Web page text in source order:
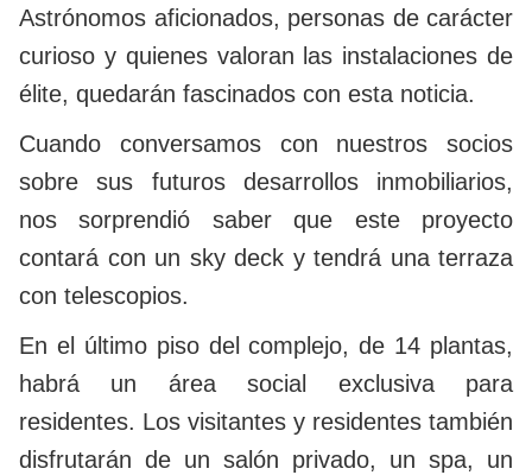
Astrónomos aficionados, personas de carácter
curioso y quienes valoran las instalaciones de
élite, quedarán fascinados con esta noticia.
Cuando conversamos con nuestros socios
sobre sus futuros desarrollos inmobiliarios,
nos sorprendió saber que este proyecto
contará con un sky deck y tendrá una terraza
con telescopios.
En el último piso del complejo, de 14 plantas,
habrá un área social exclusiva para
residentes. Los visitantes y residentes también
disfrutarán de un salón privado, un spa, un